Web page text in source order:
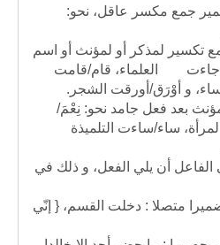
جمع مكسر عاقل، نحو:
تكسير لمذكر أو لمؤنث أو اسم
جاءت العلماء، قام/قامت
و أوْرَق/أورقت الشجر.
بعد فعل جامد نحو: نِعْمَ/
ساء/ساءت التلميذة
أن يلي الفعل، و ذلك في
ضميرا متصلا : دخلت القسم، { إنّي